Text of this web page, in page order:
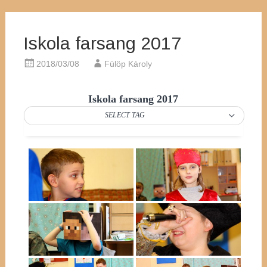
Iskola farsang 2017
2018/03/08 Fülöp Károly
Iskola farsang 2017
SELECT TAG